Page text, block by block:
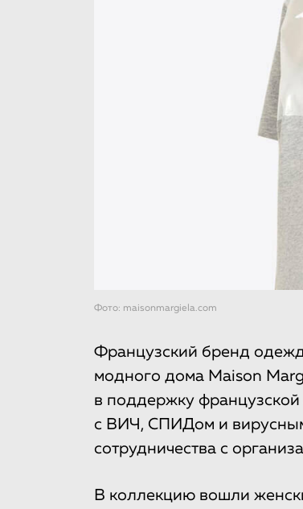
Фото: maisonmargiela.com
Французский бренд
модного дома Maison
в поддержку французской
с ВИЧ, СПИДом и вирусным
сотрудничества с
В коллекцию вошли